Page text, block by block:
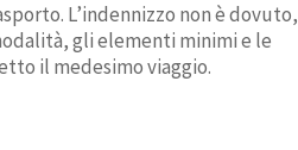
L’indennizzo non è dovuto,
gli elementi minimi e le
il medesimo viaggio.